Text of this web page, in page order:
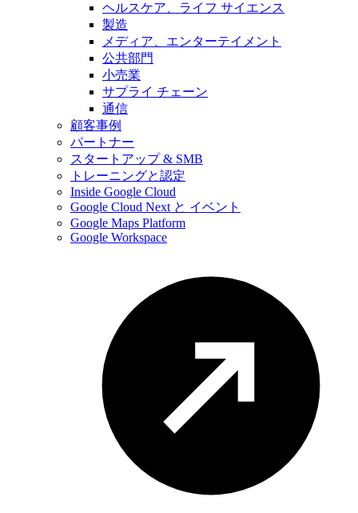
ヘルスケア、ライフ サイエンス
製造
メディア、エンターテイメント
公共部門
小売業
サプライ チェーン
通信
顧客事例
パートナー
スタートアップ & SMB
トレーニングと認定
Inside Google Cloud
Google Cloud Next と イベント
Google Maps Platform
Google Workspace